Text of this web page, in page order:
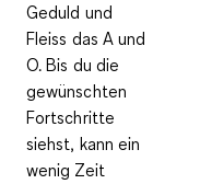
Geduld und
Fleiss das A und
O. Bis du die
gewünschten
Fortschritte
siehst, kann ein
wenig Zeit